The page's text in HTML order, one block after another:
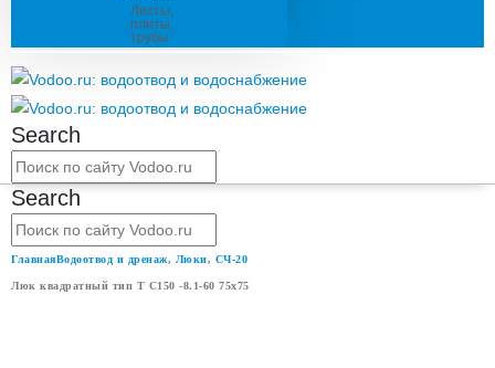
Листы,
плиты,
трубы
Search
Search
ГлавнаяВодоотвод и дренаж, Люки, СЧ-20
Люк квадратный тип Т С150 -8.1-60 75х75